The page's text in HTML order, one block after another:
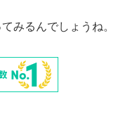
みるんでしょうね。